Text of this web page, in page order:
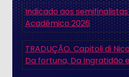
Indicado aos
Acadêmico 2026
TRADUÇÃO. Capitoli di
Da fortuna, Da Ingratidão